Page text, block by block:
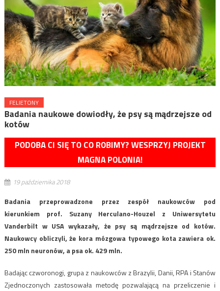
FELIETONY
Badania naukowe dowiodły, że psy są mądrzejsze od
kotów
PODOBA CI SIĘ TO CO ROBIMY? WESPRZYJ PROJEKT
MAGNA POLONIA!
19 października 2018
Badania przeprowadzone przez zespół naukowców pod
kierunkiem prof. Suzany Herculano-Houzel z Uniwersytetu
Vanderbilt w USA wykazały, że psy są mądrzejsze od kotów.
Naukowcy obliczyli, że kora mózgowa typowego kota zawiera ok.
250 mln neuronów, a psa ok. 429 mln.
Badając czworonogi, grupa z naukowców z Brazylii, Danii, RPA i Stanów
Zjednoczonych zastosowała metodę pozwalającą na przeliczenie i